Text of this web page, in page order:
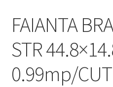
Plata si Livrare
Politică de
Politica de cookie
FAIANTA
STR
0.99mp/CUT